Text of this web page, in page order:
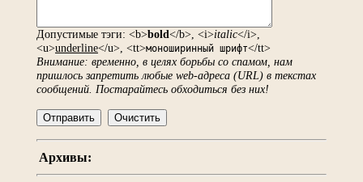
Допустимые тэги: <b>bold</b>, <i>italic</i>,
<u>underline</u>, <tt>моноширинный шрифт</tt>
Внимание: временно, в целях борьбы со спамом, нам
пришлось запретить любые web-адреса (URL) в текстах
сообщений. Постарайтесь обходиться без них!
Архивы: